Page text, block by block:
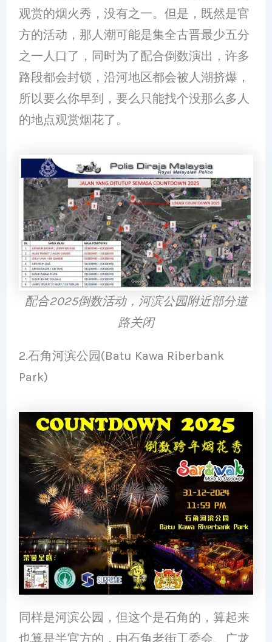
观赏的烟火秀，没有之一。但是，既然是官
方的活动，那人潮可能是集全古晋最少五分
之一人口了，同时为了配合倒数演出，许多
路段都会封锁，沿河地区都会被人潮挤爆，
所以要么你早到，要么只能找个没那么多人
的地点观赏烟花了。
配合2025倒数活动，河滨公园附近部分道
路关闭
2.石角河滨公园(Batu Kawa Riberbank
Park)
同样是河滨公园，但这个是石角的，算起来
也算是半官方的，由石角老街工委会、广龙